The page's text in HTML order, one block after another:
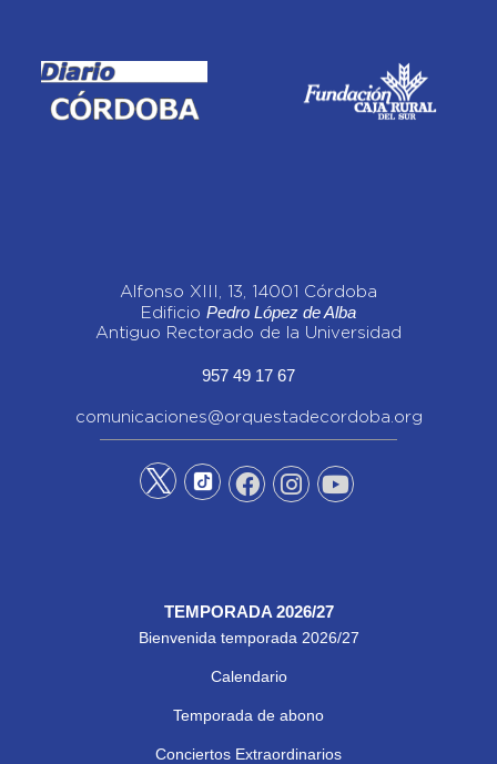
Alfonso XIII, 13, 14001 Córdoba
Edificio Pedro López de Alba
Antiguo Rectorado de la Universidad
957 49 17 67
comunicaciones@orquestadecordoba.org
TEMPORADA 2026/27
Bienvenida temporada 2026/27
Calendario
Temporada de abono
Conciertos Extraordinarios